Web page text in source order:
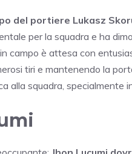
del portiere Lukasz
per la squadra e ha
campo è attesa con
tiri e mantenendo la
alla squadra, specialmente